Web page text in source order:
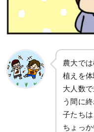
農大で
植えを
大人数
う間に
子たち
ちょっ